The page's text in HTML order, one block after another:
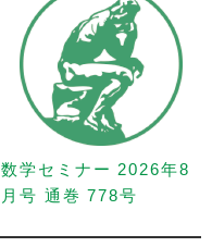
数学セミナー 2026年8
月号 通巻 778号